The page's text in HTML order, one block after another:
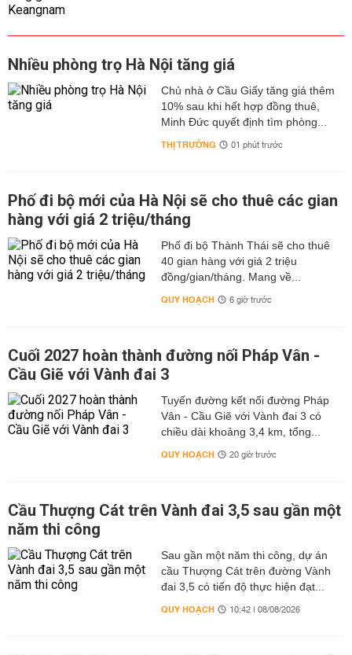
Nhiều phòng trọ Hà Nội tăng giá
Chủ nhà ở Cầu Giấy tăng giá thêm
10% sau khi hết hợp đồng thuê,
Minh Đức quyết định tìm phòng...
THỊ TRƯỜNG 01 phút trước
Phố đi bộ mới của Hà Nội sẽ cho thuê các gian
hàng với giá 2 triệu/tháng
Phố đi bộ Thành Thái sẽ cho thuê
40 gian hàng với giá 2 triệu
đồng/gian/tháng. Mang về...
QUY HOẠCH 6 giờ trước
Cuối 2027 hoàn thành đường nối Pháp Vân -
Cầu Giẽ với Vành đai 3
Tuyến đường kết nối đường Pháp
Vân - Cầu Giẽ với Vành đai 3 có
chiều dài khoảng 3,4 km, tổng...
QUY HOẠCH 20 giờ trước
Cầu Thượng Cát trên Vành đai 3,5 sau gần một
năm thi công
Sau gần một năm thi công, dự án
cầu Thượng Cát trên đường Vành
đai 3,5 có tiến độ thực hiện đạt...
QUY HOẠCH 10:42 | 08/08/2026